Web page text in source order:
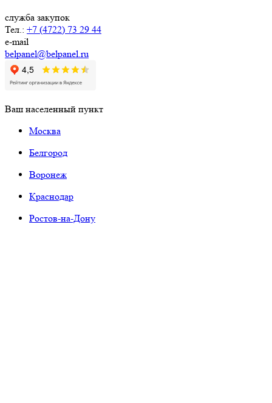
служба закупок
Тел.: +7 (4722) 73 29 44
e-mail
belpanel@belpanel.ru
Ваш населенный пункт
Москва
Белгород
Воронеж
Краснодар
Ростов-на-Дону